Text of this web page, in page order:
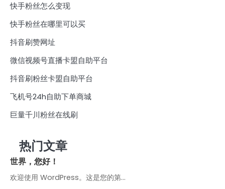
快手粉丝怎么变现
快手粉丝在哪里可以买
抖音刷赞网址
微信视频号直播卡盟自助平台
抖音刷粉丝卡盟自助平台
飞机号24h自助下单商城
巨量千川粉丝在线刷
热门文章
世界，您好！
欢迎使用 WordPress。这是您的第…